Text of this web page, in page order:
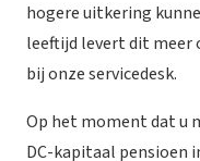
hogere uitkering
leeftijd levert dit meer
bij onze servicedesk.
Op het moment dat u
DC-kapitaal pensioen